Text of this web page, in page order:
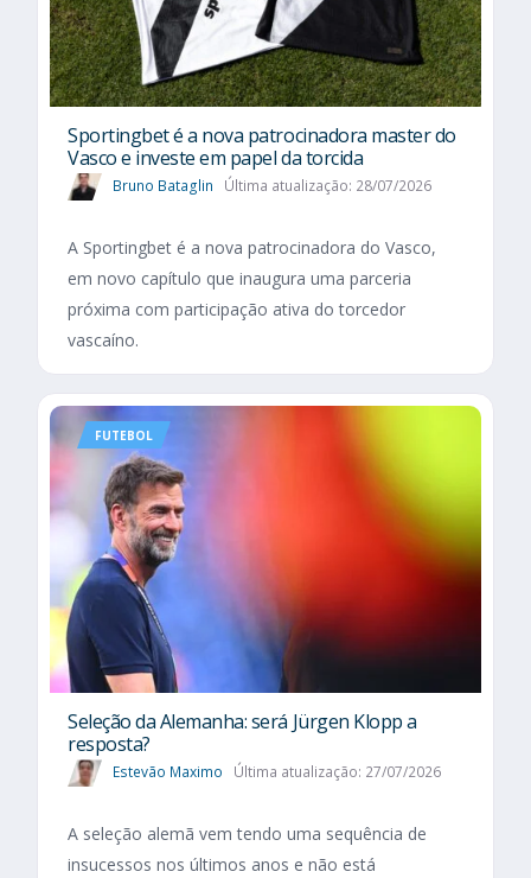
Sportingbet é a nova patrocinadora master do
Vasco e investe em papel da torcida
Bruno Bataglin Última atualização: 28/07/2026
A Sportingbet é a nova patrocinadora do Vasco,
em novo capítulo que inaugura uma parceria
próxima com participação ativa do torcedor
vascaíno.
FUTEBOL
Seleção da Alemanha: será Jürgen Klopp a
resposta?
Estevão Maximo Última atualização: 27/07/2026
A seleção alemã vem tendo uma sequência de
insucessos nos últimos anos e não está